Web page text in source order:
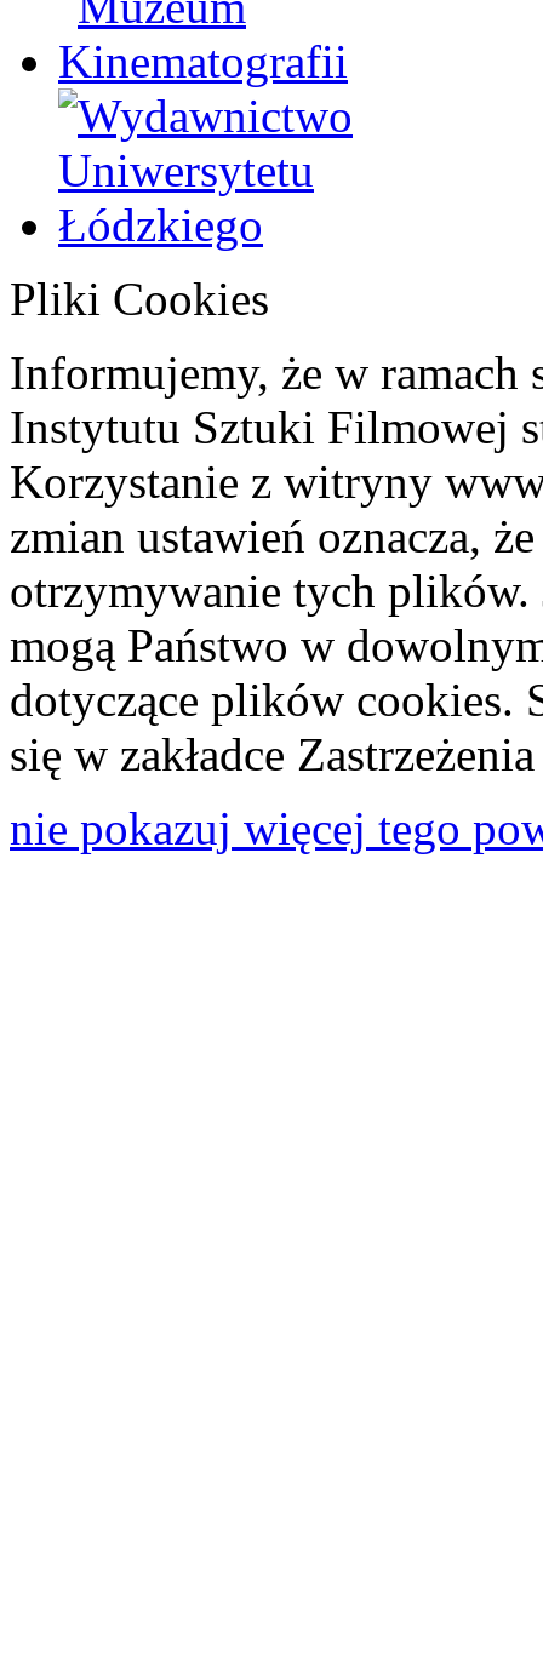
Pliki Cookies
Informujemy, że w ramach
Instytutu Sztuki Filmowej
Korzystanie z witryny
zmian ustawień oznacza,
otrzymywanie tych plików.
mogą Państwo w
dotyczące plików cookies.
się w zakładce
nie pokazuj więcej tego